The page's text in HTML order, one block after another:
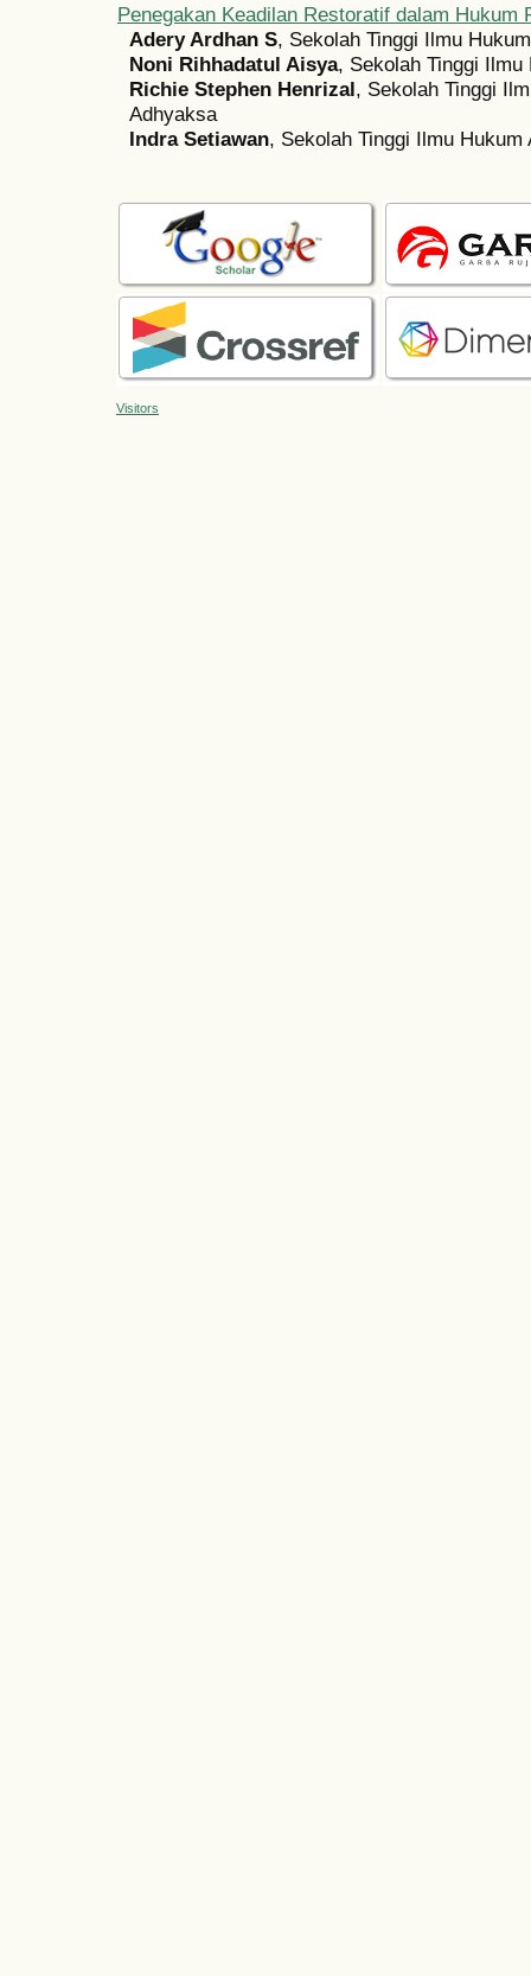
Penegakan Keadilan Restoratif dalam Hukum
Adery Ardhan S, Sekolah Tinggi Ilmu
Noni Rihhadatul Aisya, Sekolah Tinggi Ilmu
Richie Stephen Henrizal, Sekolah Tinggi
Adhyaksa
Indra Setiawan, Sekolah Tinggi Ilmu Hukum
Visitors